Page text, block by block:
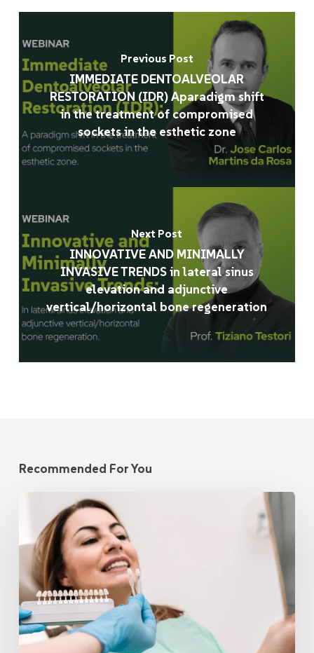
Previous Post
IMMEDIATE DENTOALVEOLAR
RESTORATION (IDR) Aparadigm shift
in the treatment of compromised
sockets in the esthetic zone
Next Post
INNOVATIVE AND MINIMALLY
INVASIVE TRENDS in lateral sinus
elevation and adjunctive
vertical/horizontal bone regeneration
Recommended For You